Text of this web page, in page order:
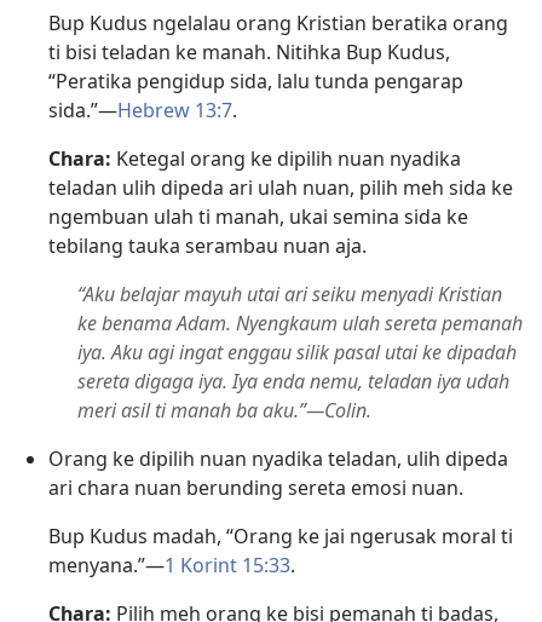
Bup Kudus ngelalau orang Kristian beratika orang
ti bisi teladan ke manah. Nitihka Bup Kudus,
“Peratika pengidup sida, lalu tunda pengarap
sida.”—Hebrew 13:7.
Chara: Ketegal orang ke dipilih nuan nyadika
teladan ulih dipeda ari ulah nuan, pilih meh sida ke
ngembuan ulah ti manah, ukai semina sida ke
tebilang tauka serambau nuan aja.
“Aku belajar mayuh utai ari seiku menyadi Kristian
ke benama Adam. Nyengkaum ulah sereta pemanah
iya. Aku agi ingat enggau silik pasal utai ke dipadah
sereta digaga iya. Iya enda nemu, teladan iya udah
meri asil ti manah ba aku.”—Colin.
Orang ke dipilih nuan nyadika teladan, ulih dipeda
ari chara nuan berunding sereta emosi nuan.
Bup Kudus madah, “Orang ke jai ngerusak moral ti
menyana.”—1 Korint 15:33.
Chara: Pilih meh orang ke bisi pemanah ti badas,